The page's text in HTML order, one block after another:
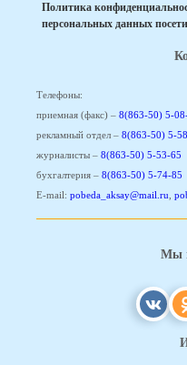
Политика
персональных данных
Телефоны:
приемная (факс) – 8(863-50) 5-
рекламный отдел – 8(863-50) 5-
журналисты – 8(863-50) 5-53-65
бухгалтерия – 8(863-50) 5-74-85
E-mail: pobeda_aksay@mail.ru
Мы